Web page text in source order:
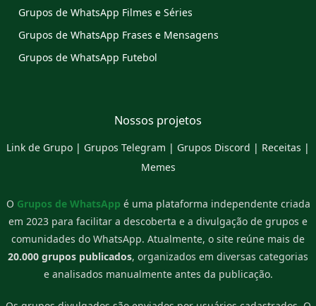
Grupos de WhatsApp Filmes e Séries
Grupos de WhatsApp Frases e Mensagens
Grupos de WhatsApp Futebol
Nossos projetos
Link de Grupo | Grupos Telegram | Grupos Discord | Receitas |
Memes
O Grupos de WhatsApp é uma plataforma independente criada
em 2023 para facilitar a descoberta e a divulgação de grupos e
comunidades do WhatsApp. Atualmente, o site reúne mais de
20.000 grupos publicados, organizados em diversas categorias
e analisados manualmente antes da publicação.